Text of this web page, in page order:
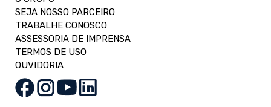
SEJA NOSSO PARCEIRO
TRABALHE CONOSCO
ASSESSORIA DE IMPRENSA
TERMOS DE USO
OUVIDORIA